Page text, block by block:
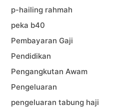
p-hailing rahmah
peka b40
Pembayaran Gaji
Pendidikan
Pengangkutan Awam
Pengeluaran
pengeluaran tabung haji